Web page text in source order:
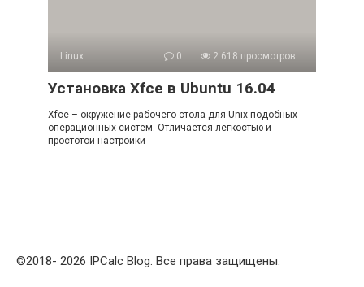
Linux 0 2 618 просмотров
Установка Xfce в Ubuntu 16.04
Xfce – окружение рабочего стола для Unix-подобных
операционных систем. Отличается лёгкостью и
простотой настройки
©2018- 2026 IPCalc Blog. Все права защищены.